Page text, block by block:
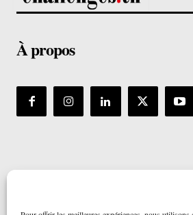
À propos